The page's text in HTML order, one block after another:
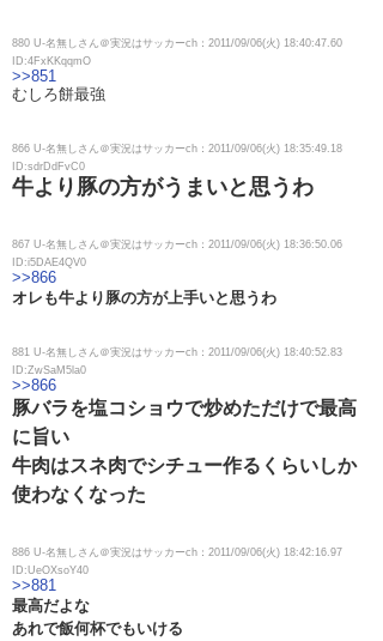
880 U-名無しさん＠実況はサッカーch：2011/09/06(火) 18:40:47.60
ID:4FxKKqqmO
>>851
むしろ餅最強
866 U-名無しさん＠実況はサッカーch：2011/09/06(火) 18:35:49.18
ID:sdrDdFvC0
牛より豚の方がうまいと思うわ
867 U-名無しさん＠実況はサッカーch：2011/09/06(火) 18:36:50.06
ID:i5DAE4QV0
>>866
オレも牛より豚の方が上手いと思うわ
881 U-名無しさん＠実況はサッカーch：2011/09/06(火) 18:40:52.83
ID:ZwSaM5la0
>>866
豚バラを塩コショウで炒めただけで最高
に旨い
牛肉はスネ肉でシチュー作るくらいしか
使わなくなった
886 U-名無しさん＠実況はサッカーch：2011/09/06(火) 18:42:16.97
ID:UeOXsoY40
>>881
最高だよな
あれで飯何杯でもいける